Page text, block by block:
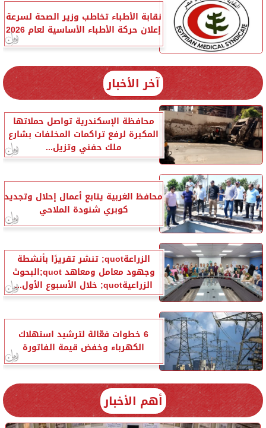
نقابة الأطباء تخاطب وزير الصحة لسرعة
إعلان حركة الأطباء الأساسية لعام 2026
آخر الأخبار
محافظة الإسكندرية تواصل حملاتها
المكبرة لرفع تراكمات المخلفات بشارع
ملك حفني وتزيل...
محافظ الغربية يتابع أعمال إحلال وتجديد
كوبري شنودة الملاحي
الزراعةquot; تنشر تقريرًا بأنشطة
وجهود معامل ومعاهد quot;البحوث
الزراعيةquot; خلال الأسبوع الأول...
6 خطوات فعّالة لترشيد استهلاك
الكهرباء وخفض قيمة الفاتورة
أهم الأخبار